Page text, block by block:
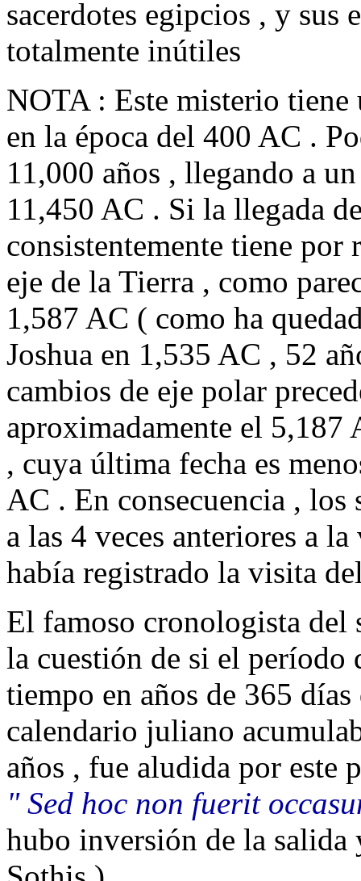
sacerdotes egipcios , y sus
totalmente inútiles
NOTA : Este misterio
en la época del 400 AC .
11,000 años , llegando a
11,450 AC . Si la llegada
consistentemente tiene por
eje de la Tierra , como
1,587 AC ( como ha
Joshua en 1,535 AC , 52
cambios de eje polar
aproximadamente el
, cuya última fecha es
AC . En consecuencia , los
a las 4 veces anteriores a
había registrado la visita
El famoso cronologista
la cuestión de si el
tiempo en años de 365
calendario juliano
años , fue aludida por este
" Sed hoc non fuerit
hubo inversión de la salida